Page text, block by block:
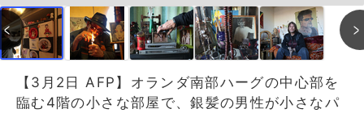
【3月2日 AFP】オランダ南部ハーグの中心部を
臨む4階の小さな部屋で、銀髪の男性が小さなパ